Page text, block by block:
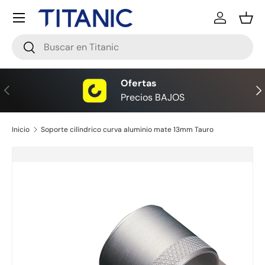
Ir al contenido
Buscar
Buscar
Iniciar
Menú
Anterior
Ofertas
Precios BAJOS
Inicio Soporte cilíndrico curva aluminio mate 13mm Tauro